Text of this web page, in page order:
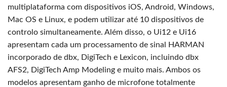
multiplataforma com dispositivos iOS, Android, Windows,
Mac OS e Linux, e podem utilizar até 10 dispositivos de
controlo simultaneamente. Além disso, o Ui12 e Ui16
apresentam cada um processamento de sinal HARMAN
incorporado de dbx, DigiTech e Lexicon, incluindo dbx
AFS2, DigiTech Amp Modeling e muito mais. Ambos os
modelos apresentam ganho de microfone totalmente